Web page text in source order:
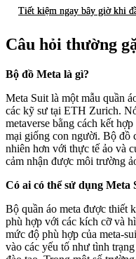
Tiết kiệm ngay bây giờ khi
Câu hỏi thường
Bộ đồ Meta là gì?
Meta Suit là một mẫu quần
các kỹ sư tại ETH Zurich.
metaverse bằng cách kết
mại giống con người. Bộ đồ
nhiên hơn với thực tế ảo và
cảm nhận được môi trường
Có ai có thể sử dụng Meta
Bộ quần áo meta được thiết
phù hợp với các kích cỡ và
mức độ phù hợp của meta-
vào các yếu tố như tình